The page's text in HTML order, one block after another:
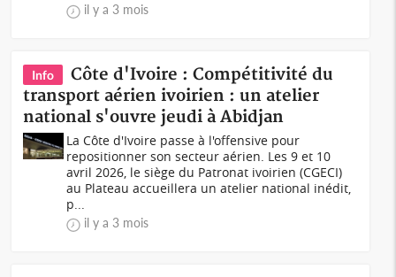
il y a 3 mois
Info
Côte d'Ivoire : Compétitivité du
transport aérien ivoirien : un atelier
national s'ouvre jeudi à Abidjan
La Côte d'Ivoire passe à l'offensive pour
repositionner son secteur aérien. Les 9 et 10
avril 2026, le siège du Patronat ivoirien (CGECI)
au Plateau accueillera un atelier national inédit,
p...
il y a 3 mois